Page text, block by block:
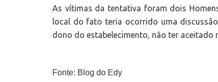
As vítimas da tentativa foram dois
local do fato teria ocorrido uma
dono do estabelecimento, não ter aceitado
Fonte: Blog do Edy